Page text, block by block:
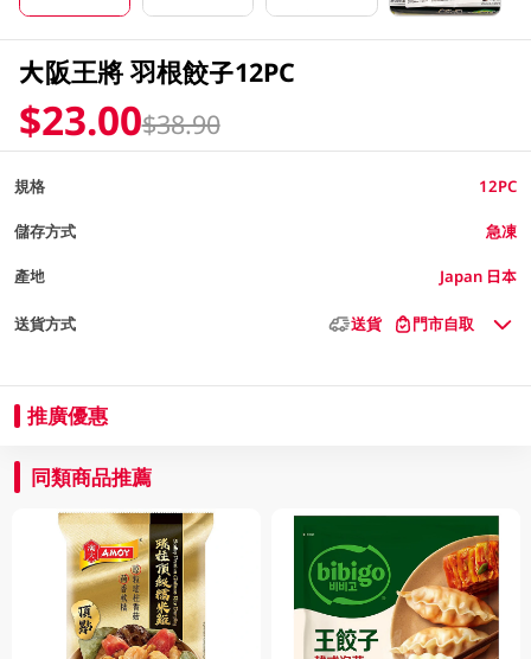
大阪王將 羽根餃子12PC
$23.00$38.90
規格 12PC
儲存方式 急凍
產地 Japan 日本
送貨方式 送貨 門市自取
推廣優惠
同類商品推薦